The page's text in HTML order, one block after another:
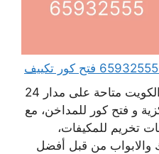
خدمات شركة قص خرسانة الكويت متاحة على مدار 24
و فتح كور للمداخن، مع
تخريم للمكيفات،
والابواب من قبل أفضل